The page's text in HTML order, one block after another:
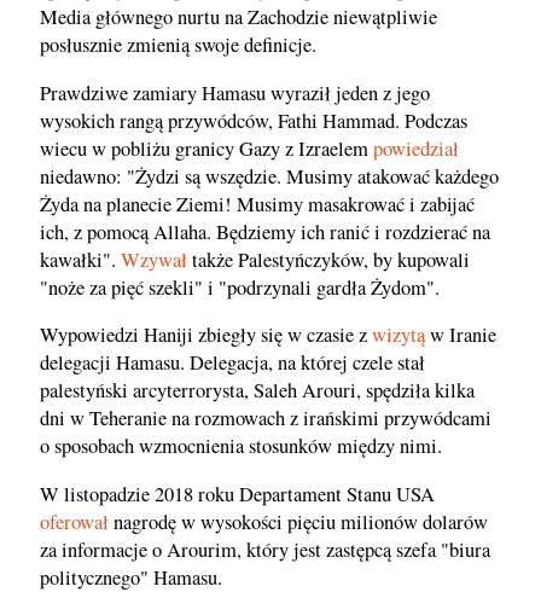
Media głównego nurtu na Zachodzie niewątpliwie
posłusznie zmienią swoje definicje.
Prawdziwe zamiary Hamasu wyraził jeden z jego
wysokich rangą przywódców, Fathi Hammad. Podczas
wiecu w pobliżu granicy Gazy z Izraelempowiedział
niedawno: "Żydzi są wszędzie. Musimy atakować każdego
Żyda na planecie Ziemi! Musimy masakrować i zabijać
ich, z pomocą Allaha. Będziemy ich ranić i rozdzierać na
kawałki". Wzywałtakże Palestyńczyków, by kupowali
"noże za pięć szekli" i "podrzynali gardła Żydom".
Wypowiedzi Haniji zbiegły się w czasie zwizytąw Iranie
delegacji Hamasu. Delegacja, na której czele stał
palestyński arcyterrorysta, Saleh Arouri, spędziła kilka
dni w Teheranie na rozmowach z irańskimi przywódcami
o sposobach wzmocnienia stosunków między nimi.
W listopadzie 2018 roku Departament Stanu USA
oferowałnagrodę w wysokości pięciu milionów dolarów
za informacje o Arourim, który jest zastępcą szefa "biura
politycznego" Hamasu.